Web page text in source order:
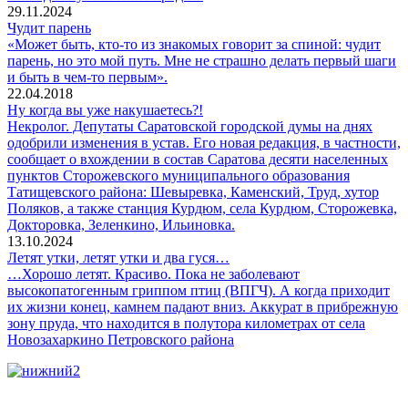
29.11.2024
Чудит парень
«Может быть, кто-то из знакомых говорит за спиной: чудит
парень, но это мой путь. Мне не страшно делать первый шаги
и быть в чем-то первым».
22.04.2018
Ну когда вы уже накушаетесь?!
Некролог. Депутаты Саратовской городской думы на днях
одобрили изменения в устав. Его новая редакция, в частности,
сообщает о вхождении в состав Саратова десяти населенных
пунктов Сторожевского муниципального образования
Татищевского района: Шевыревка, Каменский, Труд, хутор
Поляков, а также станция Курдюм, села Курдюм, Сторожевка,
Докторовка, Зеленкино, Ильиновка.
13.10.2024
Летят утки, летят утки и два гуся…
…Хорошо летят. Красиво. Пока не заболевают
высокопатогенным гриппом птиц (ВПГЧ). А когда приходит
их жизни конец, камнем падают вниз. Аккурат в прибрежную
зону пруда, что находится в полутора километрах от села
Новозахаркино Петровского района